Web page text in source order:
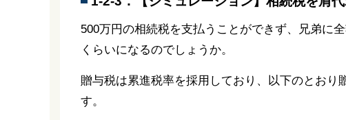
500万円の相続税を支払うことができず、兄弟に
くらいになるのでしょうか。
贈与税は累進税率を採用しており、以下のとおり
す。